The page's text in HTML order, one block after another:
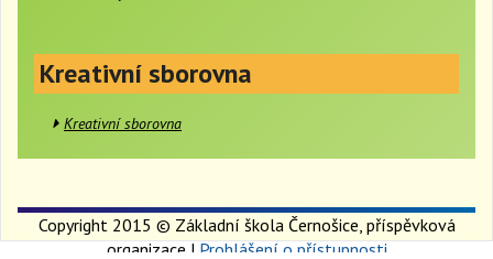
Kreativní sborovna
Kreativní sborovna
Copyright 2015 © Základní škola Černošice, příspěvková
organizace |Prohlášení o přístupnosti